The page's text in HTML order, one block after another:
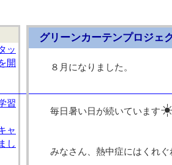
ッ
開
習
ャ
し
グリーンカーテンプロジェ
８月になりました。
毎日暑い日が続いています
みなさん、熱中症にはくれ